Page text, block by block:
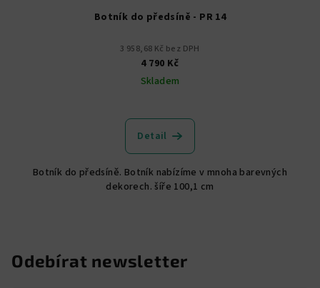
Botník do předsíně - PR 14
3 958,68 Kč bez DPH
4 790 Kč
Skladem
Detail
Botník do předsíně. Botník nabízíme v mnoha barevných
dekorech. šíře 100,1 cm
Odebírat newsletter